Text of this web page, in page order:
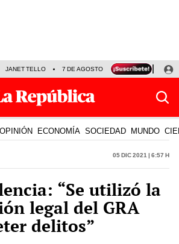
JANET TELLO 7 DE AGOSTO TINKA RESULTADOS
OPINIÓN ECONOMÍA SOCIEDAD MUNDO
05 Dic 2021 | 6:57 h
“Se utilizó la
legal del GRA
delitos”